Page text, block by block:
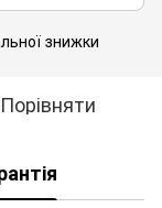
знижки
Порівняти